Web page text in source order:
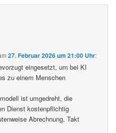
27. Februar 2026 um 21:00 Uhr:
eingesetzt, um bei KI
zu einem Menschen
ist umgedreht, die
Dienst kostenpflichtig
Abrechnung, Takt